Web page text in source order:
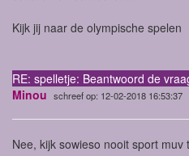
Kijk jij naar de olympische spelen
RE: spelletje: Beantwoord de
Minou schreef op: 12-02-2018 16:53:37
Nee, kijk sowieso nooit sport muv